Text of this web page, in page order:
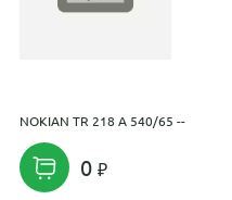
NOKIAN TR 218 A 540/65 --
0